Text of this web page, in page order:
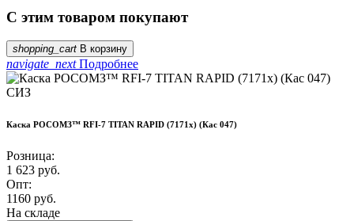
С этим товаром покупают
shopping_cart В корзину
navigate_nextПодробнее
СИЗ
Каска РОСОМЗ™ RFI-7 TITAN RAPID (7171х) (Кас 047)
Розница:
1 623 руб.
Опт:
1160 руб.
На складе